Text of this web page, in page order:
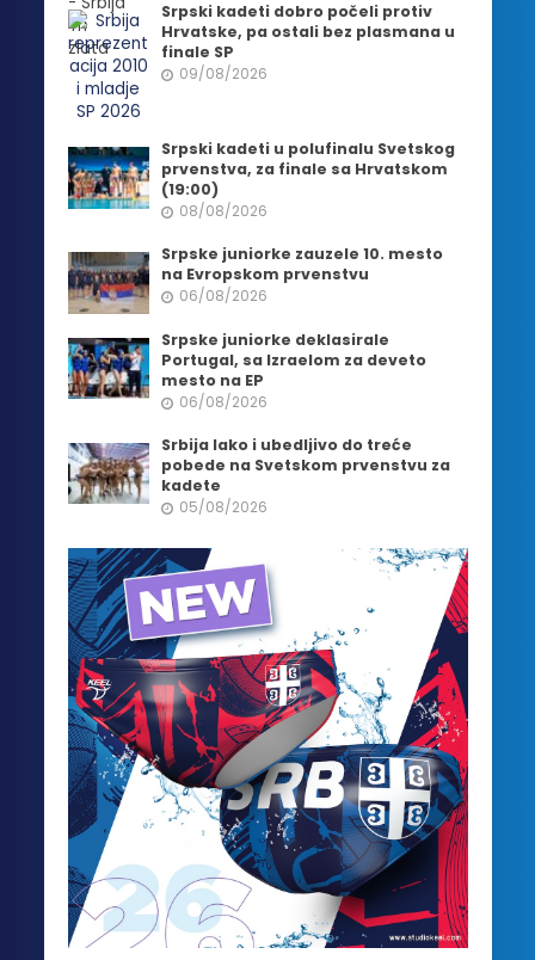
Srpski kadeti dobro počeli protiv
Hrvatske, pa ostali bez plasmana u
finale SP
09/08/2026
Srpski kadeti u polufinalu Svetskog
prvenstva, za finale sa Hrvatskom
(19:00)
08/08/2026
Srpske juniorke zauzele 10. mesto
na Evropskom prvenstvu
06/08/2026
Srpske juniorke deklasirale
Portugal, sa Izraelom za deveto
mesto na EP
06/08/2026
Srbija lako i ubedljivo do treće
pobede na Svetskom prvenstvu za
kadete
05/08/2026